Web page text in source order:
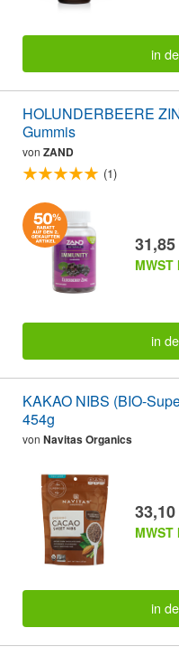
in
HOLUNDERBEERE
Gummis
von ZAND
(1)
in
KAKAO NIBS (BIO-
454g
von Navitas Organics
in